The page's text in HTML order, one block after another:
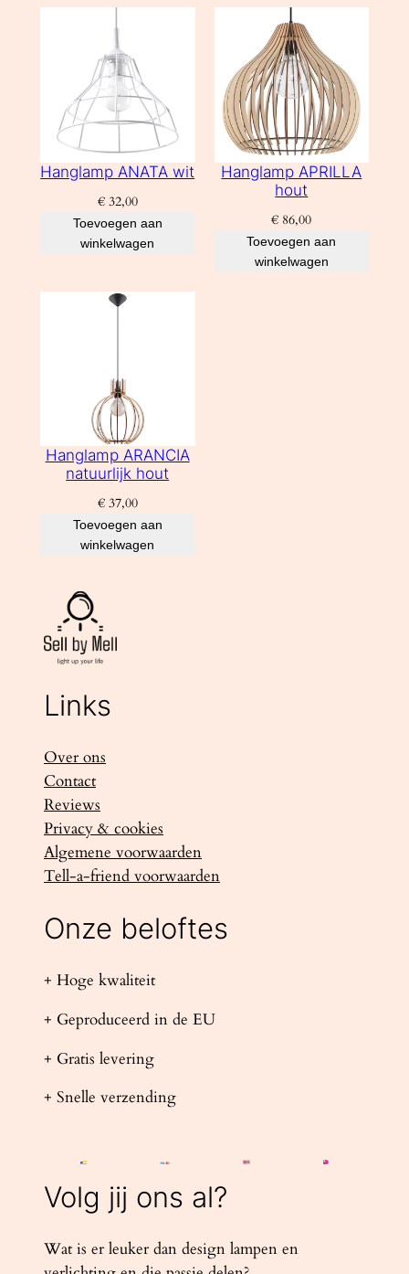
Hanglamp ANATA wit
€32,00
Toevoegen aan
winkelwagen
Hanglamp APRILLA
hout
€ 86,00
Toevoegen aan
winkelwagen
Hanglamp ARANCIA
natuurlijk hout
€37,00
Toevoegen aan
winkelwagen
Links
Over ons
Contact
Reviews
Privacy & cookies
Algemene voorwaarden
Tell-a-friend voorwaarden
Onze beloftes
+ Hoge kwaliteit
+ Geproduceerd in de EU
+ Gratis levering
+ Snelle verzending
Volg jij ons al?
Wat is er leuker dan design lampen en